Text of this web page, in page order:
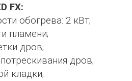
FX:
обогрева: 2 кВт;
пламени;
дров;
дров;
кладки;